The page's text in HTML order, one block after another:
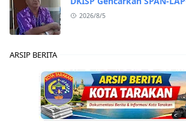
2026/8/5
ARSIP BERITA